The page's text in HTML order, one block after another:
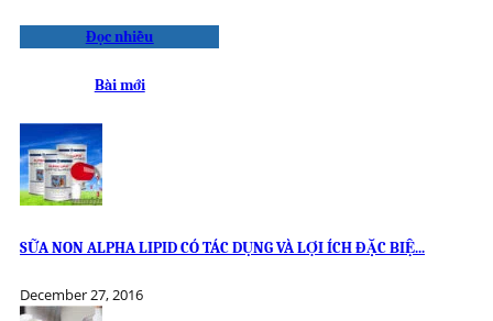
Đọc nhiều
Bài mới
SỮA NON ALPHA LIPID CÓ TÁC DỤNG VÀ LỢI ÍCH ĐẶC BIỆ...
December 27, 2016